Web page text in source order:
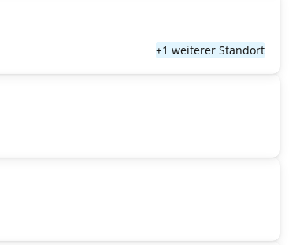
+1 weiterer Standort